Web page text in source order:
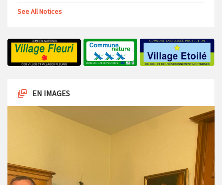
See All Notices
EN IMAGES